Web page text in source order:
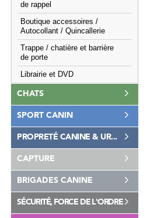
de rappel
Boutique accessoires /
Autocollant / Quincallerie
Trappe / chatière et barrière
de porte
Librairie et DVD
CHATS
SPORT CANIN
PROPRETÉ CANINE & UR...
CAPTURE
BRIGADES CANINE
SÉCURITÉ, FORCE DE L'ORDRE